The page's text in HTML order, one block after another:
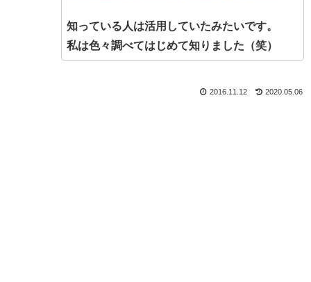
知っている人は活用していたみたいです。
私は色々調べてはじめて知りました（笑）
2020.05.06
2016.11.12